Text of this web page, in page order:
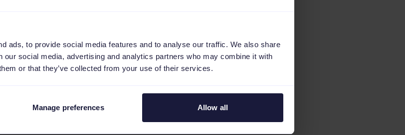
ads, to provide social media features and to analyse our traffic. We also share
our social media, advertising and analytics partners who may combine it with
or that they’ve collected from your use of their services.
Manage preferences Allow all
Fashionchick
toutes les intégrations